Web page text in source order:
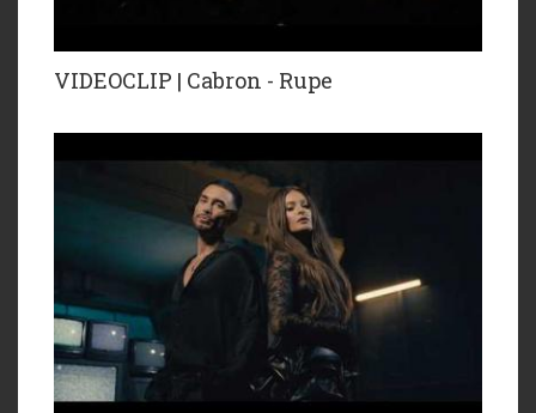
VIDEOCLIP | Cabron - Rupe